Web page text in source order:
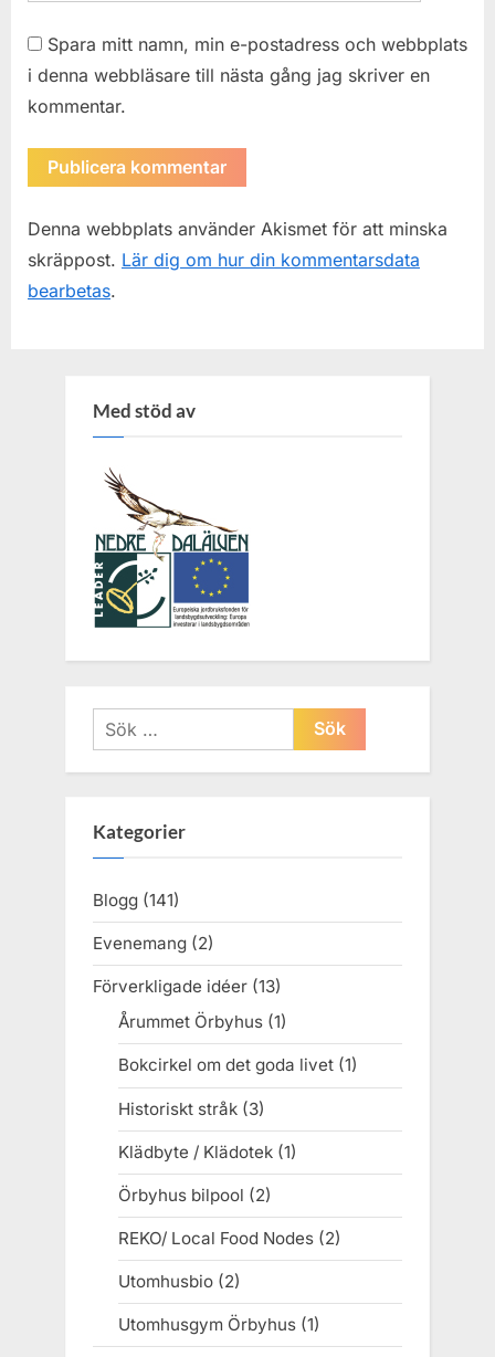
Spara mitt namn, min e-postadress och webbplats
i denna webbläsare till nästa gång jag skriver en
kommentar.
Denna webbplats använder Akismet för att minska
skräppost. Lär dig om hur din kommentarsdata
bearbetas.
Med stöd av
Sök
efter:
Kategorier
Blogg (141)
Evenemang (2)
Förverkligade idéer (13)
Årummet Örbyhus(1)
Bokcirkel om det goda livet(1)
Historiskt stråk(3)
Klädbyte / Klädotek(1)
Örbyhus bilpool (2)
REKO/ Local Food Nodes(2)
Utomhusbio(2)
Utomhusgym Örbyhus(1)